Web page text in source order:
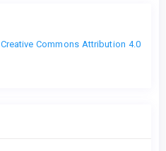
Creative Commons Attribution 4.0